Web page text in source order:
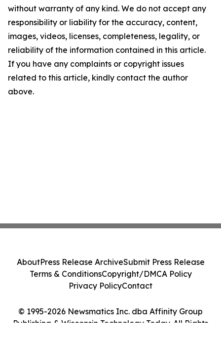
without warranty of any kind. We do not accept any
responsibility or liability for the accuracy, content,
images, videos, licenses, completeness, legality, or
reliability of the information contained in this article.
If you have any complaints or copyright issues
related to this article, kindly contact the author
above.
© 1995-2026 Newsmatics Inc. dba Affinity Group
Publishing & Wisconsin Technology Today. All Rights
AboutPress Release ArchiveSubmit Press Release
Terms & ConditionsCopyright/DMCA Policy
Privacy PolicyContact